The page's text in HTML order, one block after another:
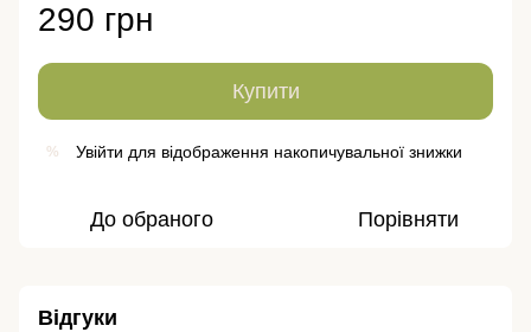
290 грн
Купити
% Увійти для відображення накопичувальної знижки
До обраного Порівняти
Відгуки